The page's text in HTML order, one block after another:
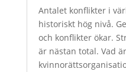
Antalet konflikter i
historiskt hög nivå.
och konflikter ökar.
är nästan total. Vad är